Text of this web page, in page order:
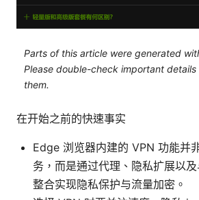
Parts of this article were generated
Please double-check important
them.
在开始之前的快速事实
Edge 浏览器内建的 VPN 功能并
务，而是通过代理、隐私扩展以
整合实现隐私保护与流量加密。